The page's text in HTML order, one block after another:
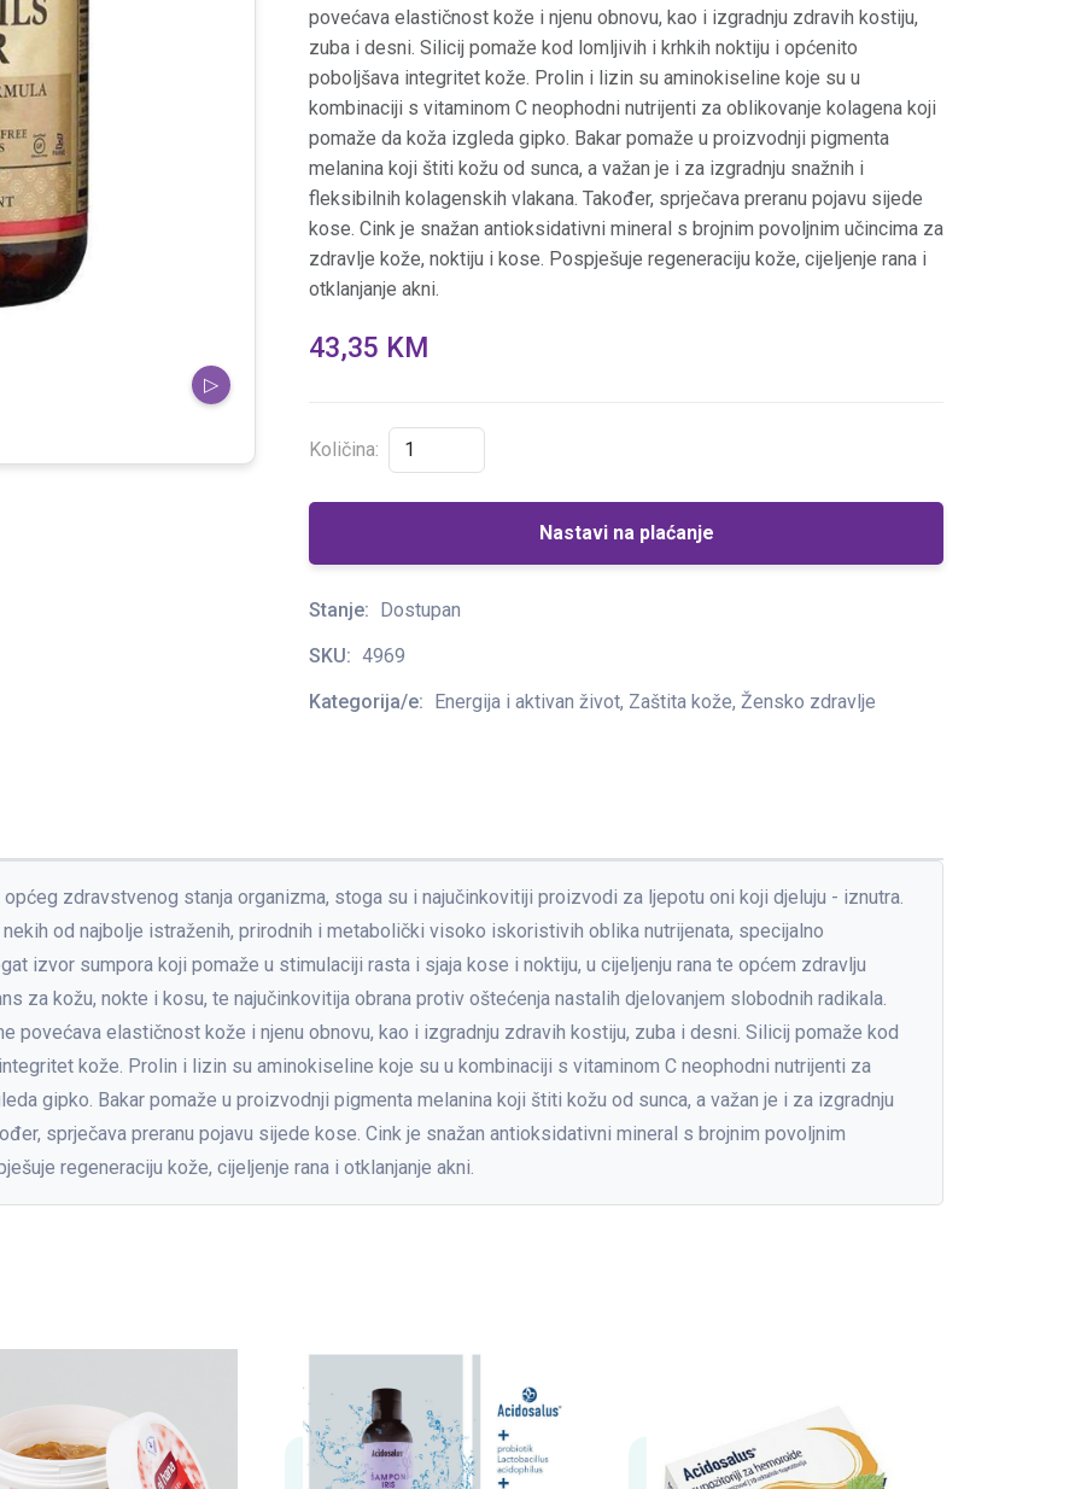
▷
povećava elastičnost kože i njenu obnovu, kao i izgradnju zdravih kostiju,
zuba i desni. Silicij pomaže kod lomljivih i krhkih noktiju i općenito
poboljšava integritet kože. Prolin i lizin su aminokiseline koje su u
kombinaciji s vitaminom C neophodni nutrijenti za oblikovanje kolagena koji
pomaže da koža izgleda gipko. Bakar pomaže u proizvodnji pigmenta
melanina koji štiti kožu od sunca, a važan je i za izgradnju snažnih i
fleksibilnih kolagenskih vlakana. Također, sprječava preranu pojavu sijede
kose. Cink je snažan antioksidativni mineral s brojnim povoljnim učincima za
zdravlje kože, noktiju i kose. Pospješuje regeneraciju kože, cijeljenje rana i
otklanjanje akni.
43,35 KM
Količina:
Nastavi na plaćanje
Stanje: Dostupan
SKU: 4969
Kategorija/e: Energija i aktivan život, Zaštita kože, Žensko zdravlje
zdravstvenog stanja organizma, stoga su i najučinkovitiji proizvodi za ljepotu oni koji djeluju - iznutra.
od najbolje istraženih, prirodnih i metabolički visoko iskoristivih oblika nutrijenata, specijalno
izvor sumpora koji pomaže u stimulaciji rasta i sjaja kose i noktiju, u cijeljenju rana te općem zdravlju
za kožu, nokte i kosu, te najučinkovitija obrana protiv oštećenja nastalih djelovanjem slobodnih radikala.
povećava elastičnost kože i njenu obnovu, kao i izgradnju zdravih kostiju, zuba i desni. Silicij pomaže kod
kože. Prolin i lizin su aminokiseline koje su u kombinaciji s vitaminom C neophodni nutrijenti za
gipko. Bakar pomaže u proizvodnji pigmenta melanina koji štiti kožu od sunca, a važan je i za izgradnju
sprječava preranu pojavu sijede kose. Cink je snažan antioksidativni mineral s brojnim povoljnim
regeneraciju kože, cijeljenje rana i otklanjanje akni.